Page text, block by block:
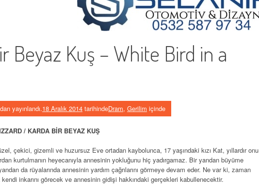
Beyaz Kuş – White Bird in a
yayınlandı.18 Aralık 2014 tarihindeDram, Gerilim içinde
/ KARDA BİR BEYAZ KUŞ
çekici, gizemli ve huzursuz Eve ortadan kaybolunca, 17 yaşındaki kızı Kat, yıllardır onu
kurtulmanın heyecanıyla annesinin yokluğunu hiç yadırgamaz. Bir yandan büyüme
da rüyalarında annesinin yardım çağrılarını görmeye devam eder. Ne var ki, zaman
inkarını görecek ve annesinin gidişi hakkındaki gerçekleri kabullenecektir.